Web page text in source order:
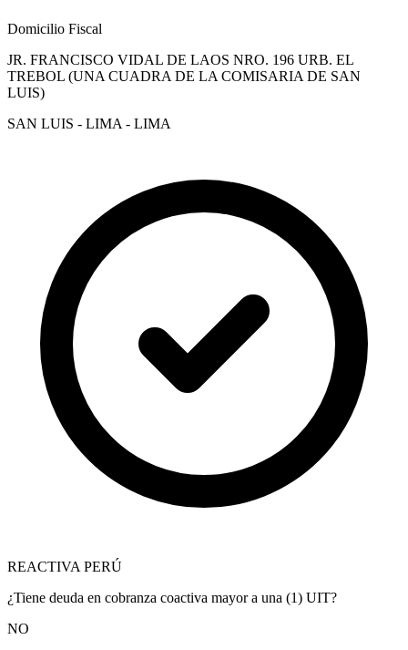
Domicilio Fiscal
JR. FRANCISCO VIDAL DE LAOS NRO. 196 URB. EL
TREBOL (UNA CUADRA DE LA COMISARIA DE SAN
LUIS)
SAN LUIS - LIMA - LIMA
REACTIVA PERÚ
¿Tiene deuda en cobranza coactiva mayor a una (1) UIT?
NO